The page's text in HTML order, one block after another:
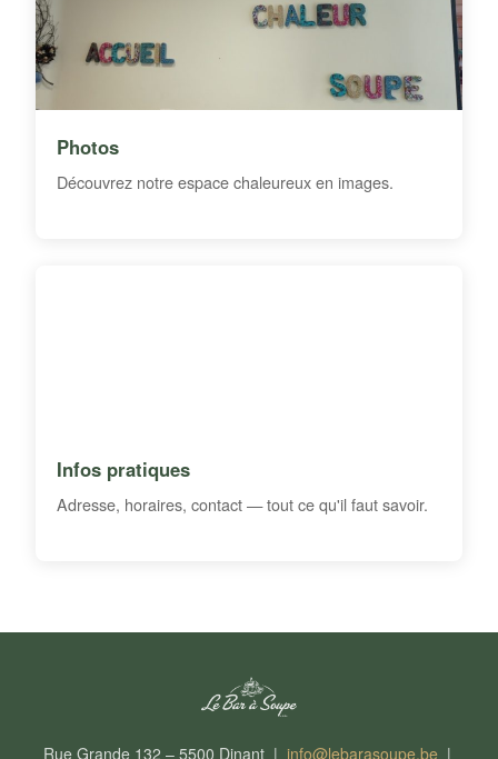
Photos
Découvrez notre espace chaleureux en images.
Infos pratiques
Adresse, horaires, contact — tout ce qu'il faut savoir.
Rue Grande 132 – 5500 Dinant | info@lebarasoupe.be|